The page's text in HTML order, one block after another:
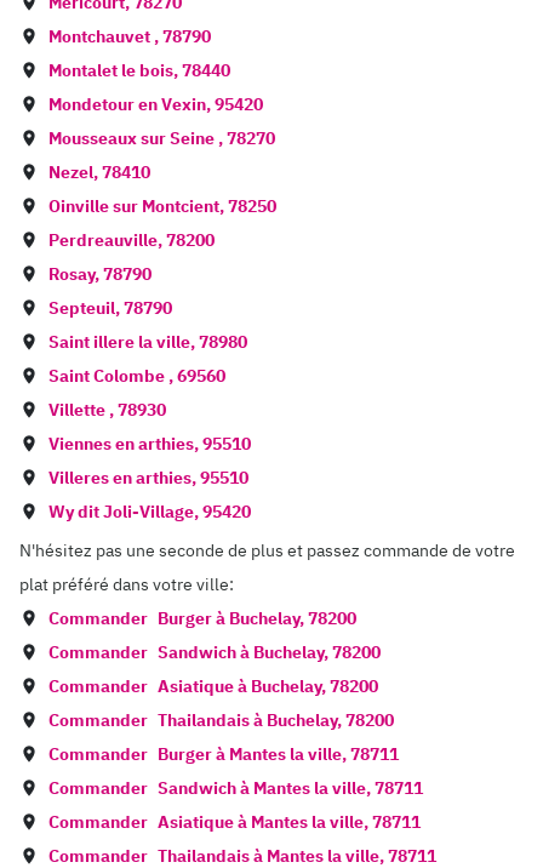
Montchauvet ,78790
Montalet le bois,78440
Mondetour en Vexin,95420
Mousseaux sur Seine ,78270
Nezel,78410
Oinville sur Montcient,78250
Perdreauville,78200
Rosay,78790
Septeuil,78790
Saint illere la ville,78980
Saint Colombe ,69560
Villette ,78930
Viennes en arthies,95510
Villeres en arthies,95510
Wy dit Joli-Village,95420
N'hésitez pas une seconde de plus et passez commande de votre
plat préféré dans votre ville:
Commander Burger à Buchelay,78200
Commander Sandwich à Buchelay,78200
Commander Asiatique à Buchelay,78200
Commander Thailandais à Buchelay,78200
Commander Burger à Mantes la ville,78711
Commander Sandwich à Mantes la ville,78711
Commander Asiatique à Mantes la ville,78711
Commander Thailandais à Mantes la ville,78711